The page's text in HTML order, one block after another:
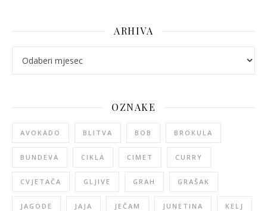
ARHIVA
OZNAKE
AVOKADO BLITVA BOB BROKULA
BUNDEVA CIKLA CIMET CURRY
CVJETAČA GLJIVE GRAH GRAŠAK
JAGODE JAJA JEČAM JUNETINA KELJ